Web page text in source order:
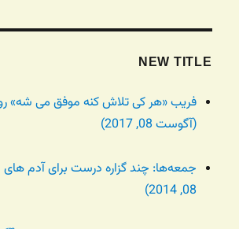
NEW TITLE
فریب «هر کی تلاش کنه موفق می شه»
(آگوست 08, 2017)
جمعه‌ها: چند گزاره درست برای آدم
08, 2014)